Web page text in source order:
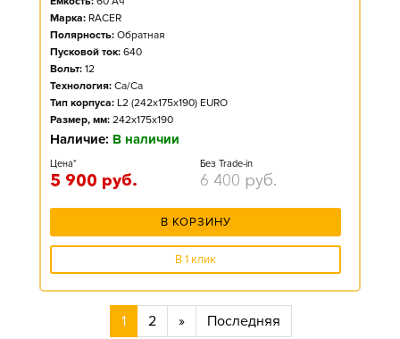
Марка: RACER
Полярность: Обратная
Пусковой ток: 640
Вольт: 12
Технология: Ca/Ca
Тип корпуса: L2 (242x175x190) EURO
Размер, мм: 242x175x190
Наличие: В наличии
Цена*
5 900 руб.
Без Trade-in
6 400 руб.
В КОРЗИНУ
В 1 клик
1 2 » Последняя